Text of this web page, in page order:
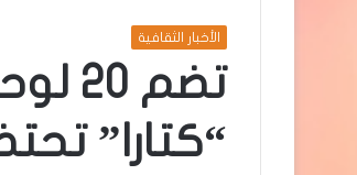
الأخبار الثقافية
تضم
“كتارا”